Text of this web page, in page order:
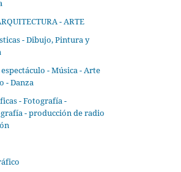
- ARTE
- Dibujo, Pintura y
- Música - Arte
- Danza
- Fotografía -
- producción de radio